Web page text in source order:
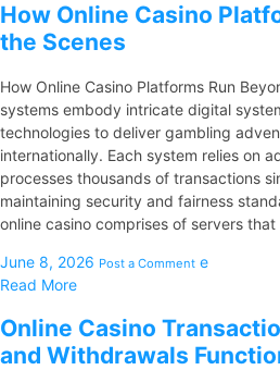
How Online Casino
the Scenes
How Online Casino Platforms Run
systems embody intricate digital
technologies to deliver gambling
internationally. Each system relies on
processes thousands of transactions
maintaining security and fairness
online casino comprises of servers
June 8, 2026 Post a Comment e
Read More
Online Casino
and Withdrawals